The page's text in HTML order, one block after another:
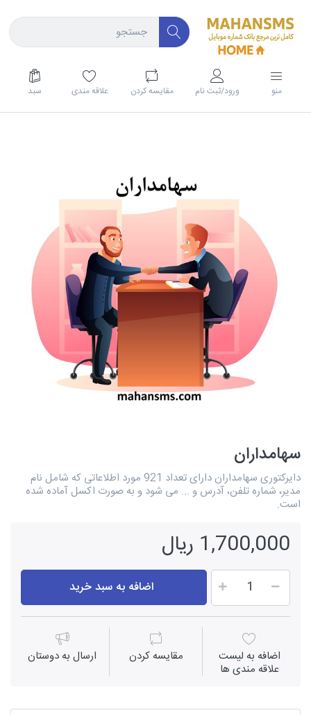
منو ورود/ثبت نام مقايسه كردن علاقه مندی سبد
سهامداران
دایرکتوری سهامداران دارای تعداد 921 مورد اطلاعاتی که شامل نام
مدیر، شماره تلفن، آدرس و ... می شود و به صورت اکسل آماده شده
است.
1,700,000 ریال
اضافه به سبد خرید
اضافه به لیست
علاقه مندی ها
مقايسه كردن ارسال به دوستان